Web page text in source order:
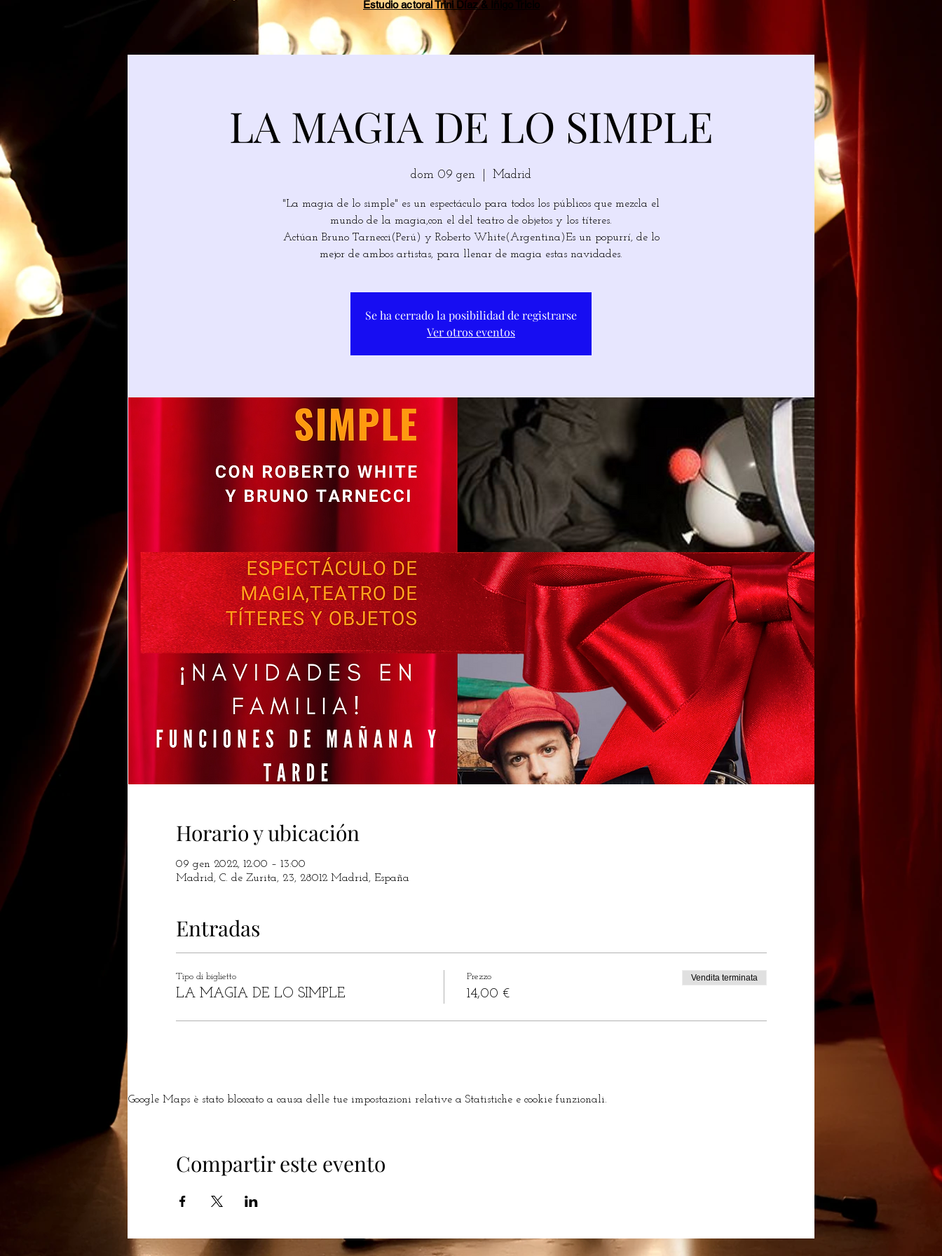
Estudio actoral Trini Díaz & Íñigo Tricio
LA MAGIA DE LO SIMPLE
dom 09 gen Madrid
"La magia de lo simple" es un espectáculo para todos los públicos que mezcla el
mundo de la magia,con el del teatro de objetos y los títeres.
Actúan Bruno Tarnecci(Perú) y Roberto White(Argentina)Es un popurrí, de lo
mejor de ambos artistas, para llenar de magia estas navidades.
Se ha cerrado la posibilidad de registrarse
Ver otros eventos
Horario y ubicación
09 gen 2022, 12:00 – 13:00
Madrid, C. de Zurita, 23, 28012 Madrid, España
Entradas
Tipo di biglietto
LA MAGIA DE LO SIMPLE
Prezzo
14,00 €
Vendita terminata
Google Maps è stato bloccato a causa delle tue impostazioni relative a Statistiche e cookie funzionali.
Compartir este evento